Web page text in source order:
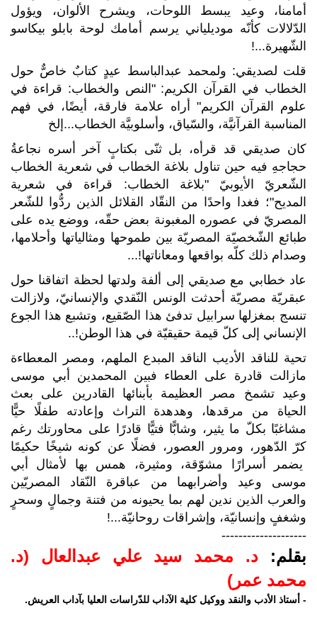
أمامنا، وعيد يبسط اللوحات، ويشرح الألوان، ويؤول
الدّلالات كأنّه موديلياني يرسم أمامك لوحة بابلو بيكاسو
الشّهيرة...
!
قلت لصديقي: ولمحمد عبدالباسط عيدٍ كتابٌ خاصٌّ حول
الخطاب في القرآن الكريم: "النص والخطاب: قراءة في
علوم القرآن الكريم" أراه علامة فارقة، أيضًا، في فهم
المناسبة القرآنيَّة، والسّياق، وأسلوبيَّة الخطاب...إلخ
كان صديقي قد قرأه، بل ثنّى بكتابٍ آخر أسره نجاعةُ
حجاجهِ فيه حين تناول بلاغة الخطاب في شعرية الخطاب
الشّعريّ الأيوبيّ "بلاغة الخطاب: قراءة في شعرية
المديح"؛ فغدا واحدًا من النقّاد القلائل الذين ردُّوا للشّعر
المصريّ في عصوره المغبونة بعض حقّه، ووضع يده على
طبائع الشّخصيّة المصريّة بين طموحها ومثالياتها وأحلامها،
وصدام ذلك كلّه بواقعها ومعاناتها...!
عاد خطابي مع صديقي إلى ألفة ولدتها لحظة اتفاقنا حول
عبقريّة مصريّة أحدثت الونس النّقدي والإنسانيّ، ولازالت
تنسج بمغزلها سرابيل تدفئ هذا الصّقيع، وتشبع هذا الجوع
الإنساني إلى كلّ قيمة حقيقيّة في هذا الوطن..!
تحية للناقد الأديب الناقد المبدع الملهم، ومصر المعطاءة
مازالت قادرة على العطاء فبين المحمدين أبي موسى
وعيد تشمخ مصر العظيمة بأبنائها القادرين على بعث
الحياة من مرقدها، وهدهدة التراث وإعادته طفلًا حيًّا
مشاغبًا بكلّ ما يثير، وشابًّا فتيًّا قادرًا على محاورتك رغم
كرّ الدّهور، ومرور العصور، فضلًا عن كونه شيخًا حكيمًا
يضمر أسرارًا مشوّقة، ومثيرة، همس بها لأمثال أبي
موسى وعيد وأضرابهما من عباقرة النّقاد المصريّين
والعرب الذين ندين لهم بما يحيونه من فتنة وجمالٍ وسحرٍ
وشغفٍ وإنسانيّة، وإشراقات روحانيّة...!
--------------------
بقلم: د. محمد سيد علي عبدالعال (د.
محمد عمر)
- أستاذ الأدب والنقد ووكيل كلية الآداب للدّراسات العليا بآداب العريش.